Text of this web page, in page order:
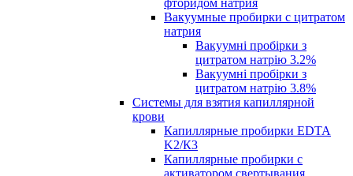
фторидом натрия
Вакуумные пробирки с цитратом
натрия
Вакуумні пробірки з
цитратом натрію 3.2%
Вакуумні пробірки з
цитратом натрію 3.8%
Системы для взятия капиллярной
крови
Капиллярные пробирки EDTA
K2/К3
Капиллярные пробирки с